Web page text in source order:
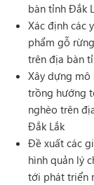
bàn tỉnh Đắk
Xác định các
phẩm gỗ
trên địa bàn
Xây dựng mô
trồng hướng
nghèo trên
Đắk Lắk
Đề xuất các
hình quản lý
tới phát triển